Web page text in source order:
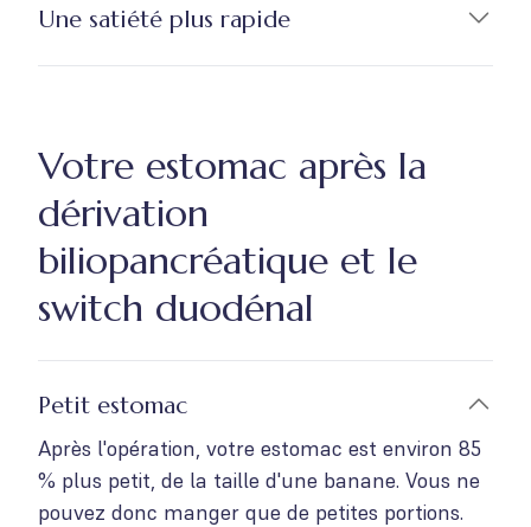
Une satiété plus rapide
Votre estomac après la
dérivation
biliopancréatique et le
switch duodénal
Petit estomac
Après l'opération, votre estomac est environ 85
% plus petit, de la taille d'une banane. Vous ne
pouvez donc manger que de petites portions.